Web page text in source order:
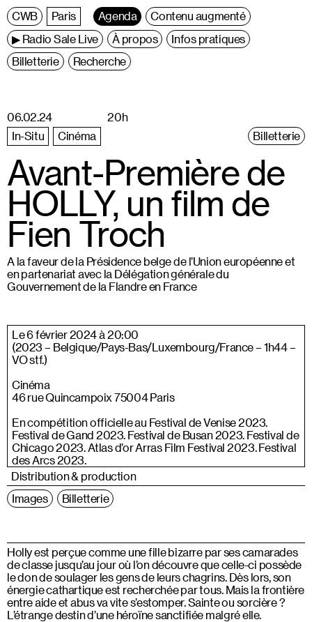
Centre
Wallonie
Bruxelles
Paris Agenda
Contenu augmenté
▶ Radio Sale Live
À propos
Infos pratiques
Billetterie
Recherche
06.02.24
20h
In-Situ
Cinéma Billetterie
Avant-Première de
HOLLY, un film de
Fien Troch
A la faveur de la Présidence belge de l’Union européenne et
en partenariat avec la Délégation générale du
Gouvernement de la Flandre en France
Le 6 février 2024 à 20:00
(2023 – Belgique/Pays-Bas/Luxembourg/France – 1h44 –
VO stf.)
Cinéma
46 rue Quincampoix 75004 Paris
En compétition officielle au Festival de Venise 2023.
Festival de Gand 2023. Festival de Busan 2023. Festival de
Chicago 2023. Atlas d’or Arras Film Festival 2023. Festival
des Arcs 2023.
Distribution & production
Images
Billetterie
Holly est perçue comme une fille bizarre par ses camarades
de classe jusqu’au jour où l’on découvre que celle-ci possède
le don de soulager les gens de leurs chagrins. Dès lors, son
énergie cathartique est recherchée par tous. Mais la frontière
entre aide et abus va vite s’estomper. Sainte ou sorcière ?
L’étrange destin d’une héroïne sanctifiée malgré elle.